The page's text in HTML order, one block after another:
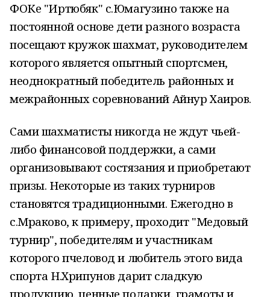
ФОКе "Иртюбяк" с.Юмагузино также на
постоянной основе дети разного возраста
посещают кружок шахмат, руководителем
которого является опытный спортсмен,
неоднократный победитель районных и
межрайонных соревнований Айнур Хаиров.
Сами шахматисты никогда не ждут чьей-
либо финансовой поддержки, а сами
организовывают состязания и приобретают
призы. Некоторые из таких турниров
становятся традиционными. Ежегодно в
с.Мраково, к примеру, проходит "Медовый
турнир", победителям и участникам
которого пчеловод и любитель этого вида
спорта Н.Хрипунов дарит сладкую
продукцию, ценные подарки, грамоты и